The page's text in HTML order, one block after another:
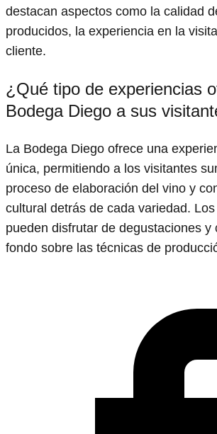
destacan aspectos como la calidad
producidos, la experiencia en la
cliente.
¿Qué tipo de experiencias
Bodega Diego a sus
La Bodega Diego ofrece una
única, permitiendo a los visitantes
proceso de elaboración del vino y
cultural detrás de cada variedad.
pueden disfrutar de degustaciones y
fondo sobre las técnicas de